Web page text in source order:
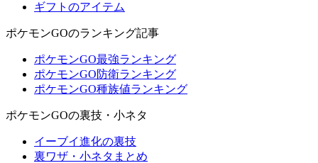
ギフトのアイテム
ポケモンGOのランキング記事
ポケモンGO最強ランキング
ポケモンGO防衛ランキング
ポケモンGO種族値ランキング
ポケモンGOの裏技・小ネタ
イーブイ進化の裏技
裏ワザ・小ネタまとめ